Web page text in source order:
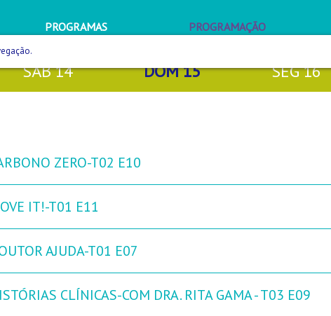
PROGRAMAS PROGRAMAÇÃO
SÁB14 DOM15 SEG16
ZERO-T02 E10
IT!-T01 E11
AJUDA-T01 E07
CLÍNICAS-COM DRA. RITA GAMA - T03 E09